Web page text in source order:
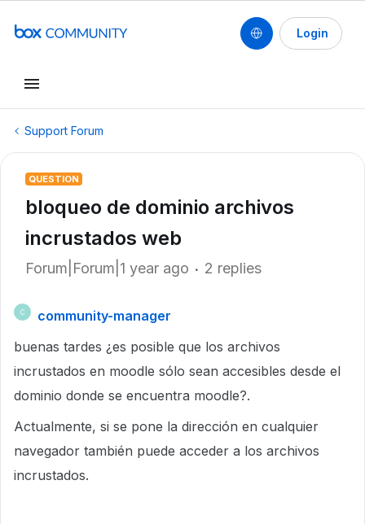
Login
Support Forum
QUESTION
bloqueo de dominio archivos
incrustados web
Forum|Forum|1 year ago 2 replies
C
community-manager
buenas tardes ¿es posible que los archivos
incrustados en moodle sólo sean accesibles desde el
dominio donde se encuentra moodle?.
Actualmente, si se pone la dirección en cualquier
navegador también puede acceder a los archivos
incrustados.